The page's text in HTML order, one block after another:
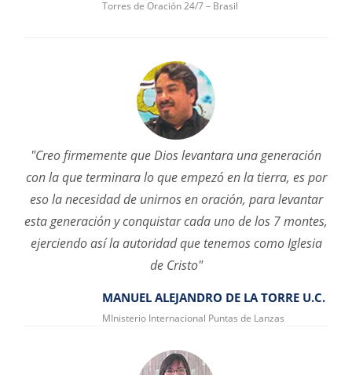
Torres de Oración 24/7 – Brasil
"Creo firmemente que Dios levantara una generación
con la que terminara lo que empezó en la tierra, es por
eso la necesidad de unirnos en oración, para levantar
esta generación y conquistar cada uno de los 7 montes,
ejerciendo así la autoridad que tenemos como Iglesia
de Cristo"
MANUEL ALEJANDRO DE LA TORRE U.C.
MInisterio Internacional Puntas de Lanzas